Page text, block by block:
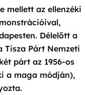
mellett az ellenzéki
Délelőtt a
Tisza Párt Nemzeti
párt az 1956-os
a maga módján),